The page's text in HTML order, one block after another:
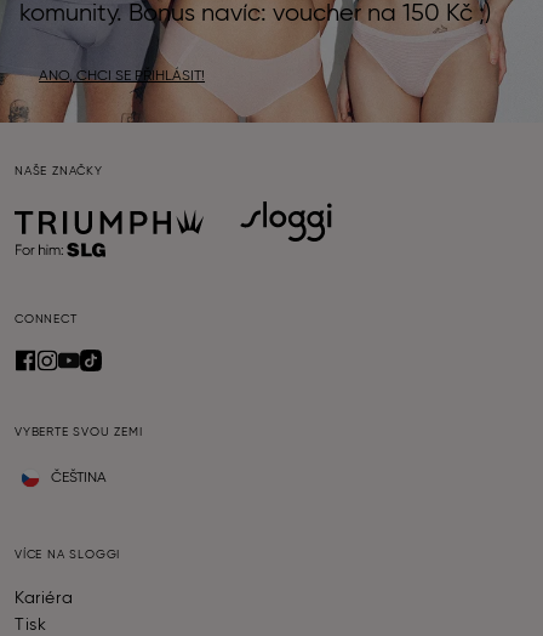
komunity. Bonus navíc: voucher na 150 Kč ;)
ANO, CHCI SE PŘIHLÁSIT!
NAŠE ZNAČKY
CONNECT
VYBERTE SVOU ZEMI
ČEŠTINA
VÍCE NA SLOGGI
Kariéra
Tisk